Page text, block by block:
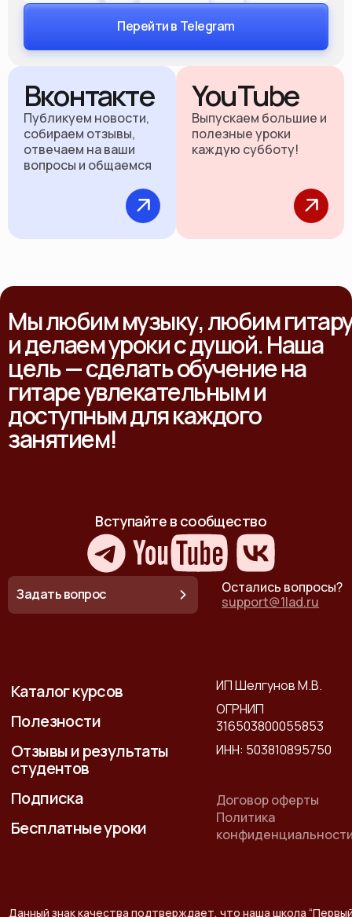
Перейти в Telegram
Вконтакте
Публикуем новости,
собираем отзывы,
отвечаем на ваши
вопросы и общаемся
YouTube
Выпускаем большие и
полезные уроки
каждую субботу!
Мы любим музыку, любим
и делаем уроки с душой. Наша
цель — сделать обучение на
гитаре увлекательным и
доступным для каждого
занятием!
Данный знак качества подтверждает, что наша школа
Вступайте в сообщество
Остались вопросы?
support@1lad.ru
Задать вопрос
Каталог курсов
Полезности
Отзывы и результаты
студентов
Подписка
Бесплатные уроки
ИП Шелгунов М.В.
ОГРНИП
316503800055853
ИНН: 503810895750
Договор оферты
Политика